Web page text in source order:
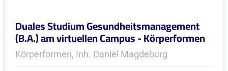
Duales Studium Gesundheitsmanagement
(B.A.) am virtuellen Campus - Körperformen
Körperformen, Inh. Daniel Magdeburg